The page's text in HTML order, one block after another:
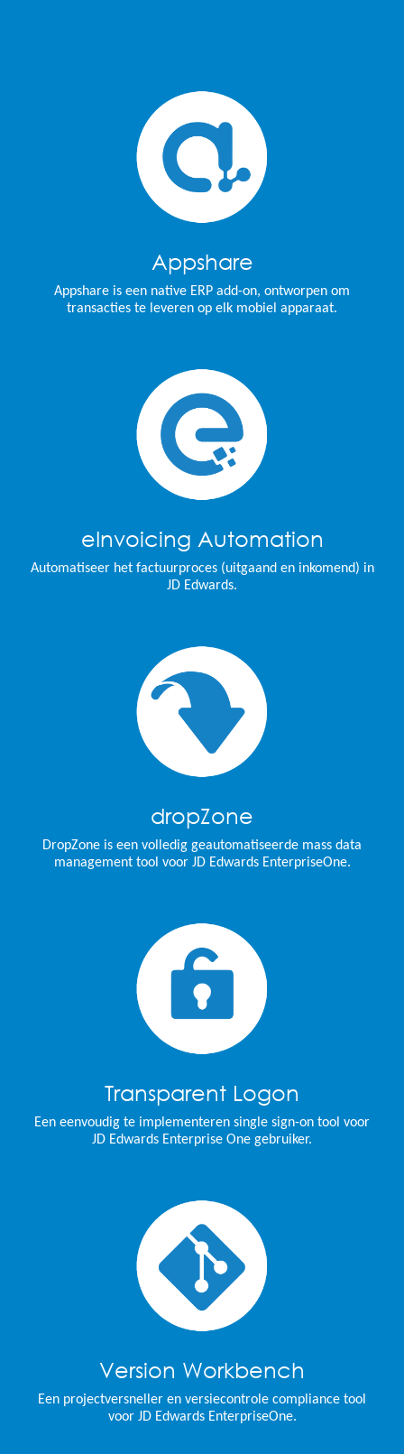
Appshare
Appshare is een native ERP add-on, ontworpen om
transacties te leveren op elk mobiel apparaat.
eInvoicing Automation
Automatiseer het factuurproces (uitgaand en inkomend) in
JD Edwards.
dropZone
DropZone is een volledig geautomatiseerde mass data
management tool voor JD Edwards EnterpriseOne.
Transparent Logon
Een eenvoudig te implementeren single sign-on tool voor
JD Edwards Enterprise One gebruiker.
Version Workbench
Een projectversneller en versiecontrole compliance tool
voor JD Edwards EnterpriseOne.